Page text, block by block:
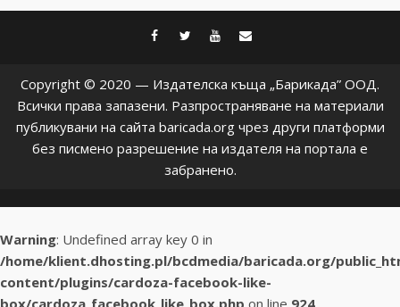
facebook
twitter
youtube
Copyright © 2020 — Издателска къща „Барикада” ООД.
Всички права запазени. Разпространяване на материали
публикувани на сайта baricada.org чрез други платформи
без писмено разрешение на издателя на портала е
забранено.
Warning: Undefined array key 0 in
/home/klient.dhosting.pl/bcdmedia/baricada.org/
content/plugins/cardoza-facebook-like-